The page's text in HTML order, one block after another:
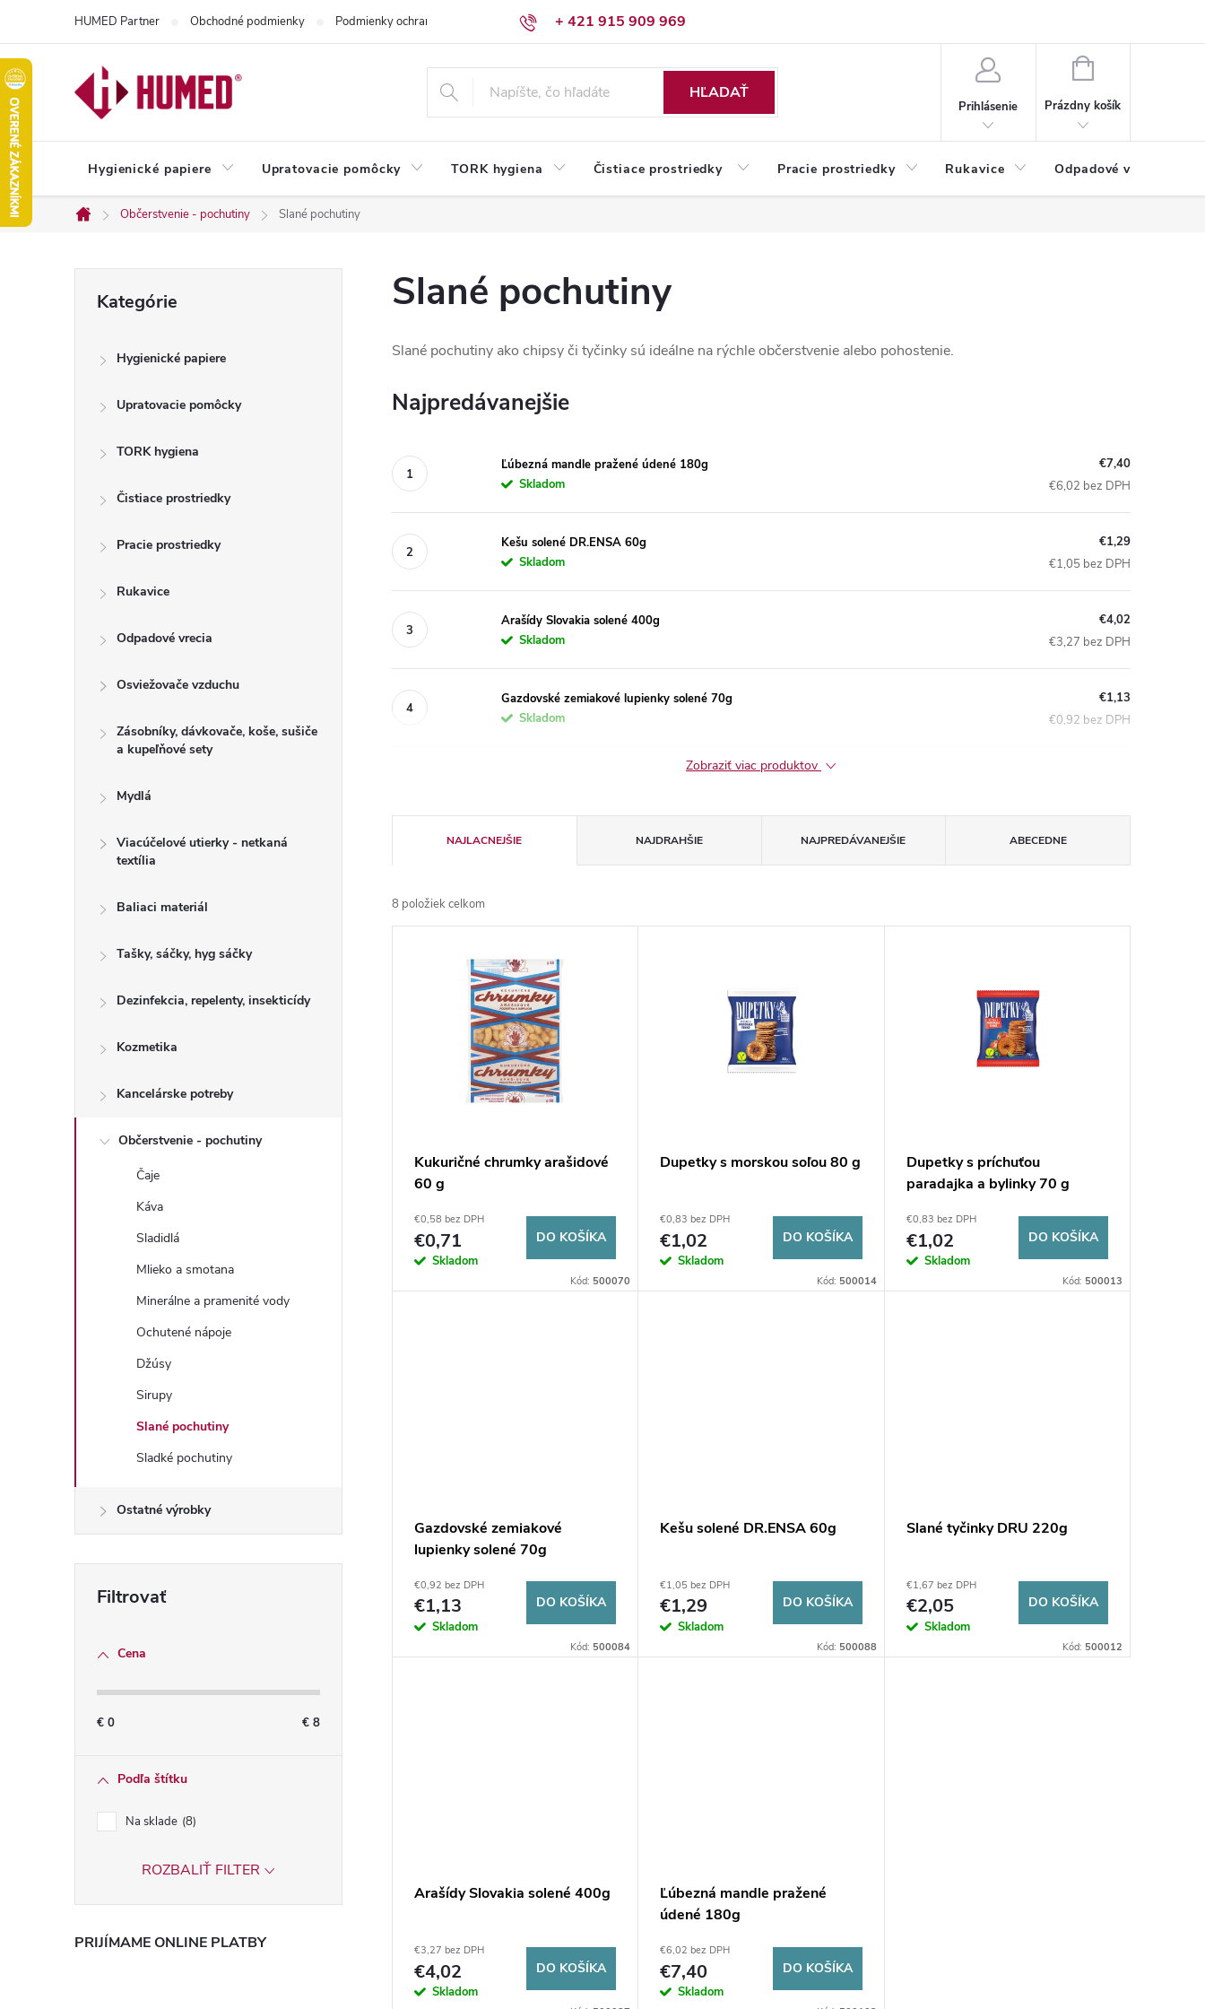
obsah
+ 421 915 909 969
HUMED Partner Obchodné podmienky Podmienky ochrany osobných údajov Reklamačný poriadok
HĽADAŤ
Prihlásenie
NÁKUPNÝ
Prázdny košík
Hygienické papiere Upratovacie pomôcky TORK hygiena Čistiace prostriedky Pracie prostriedky Rukavice Odpadové vrecia
Domov
Občerstvenie - pochutiny Slané pochutiny
kategórie
Kategórie
Hygienické papiere
Upratovacie pomôcky
TORK hygiena
Čistiace prostriedky
Pracie prostriedky
Rukavice
Odpadové vrecia
Osviežovače vzduchu
Zásobníky, dávkovače, koše, sušiče
a kupeľňové sety
Mydlá
Viacúčelové utierky - netkaná
textília
Baliaci materiál
Tašky, sáčky, hyg sáčky
Dezinfekcia, repelenty, insekticídy
Kozmetika
Kancelárske potreby
Občerstvenie - pochutiny
Čaje
Káva
Sladidlá
Mlieko a smotana
Minerálne a pramenité vody
Ochutené nápoje
Džúsy
Sirupy
Slané pochutiny
Sladké pochutiny
Ostatné výrobky
Cena
€ 0 € 8
Podľa štítku
Na sklade 8
ROZBALIŤ FILTER
PRIJÍMAME ONLINE PLATBY
Slané pochutiny
Slané pochutiny ako chipsy či tyčinky sú ideálne na rýchle občerstvenie alebo pohostenie.
Najpredávanejšie
Ľúbezná mandle pražené údené 180g
Skladom
€7,40
€6,02 bez DPH
Kešu solené DR.ENSA 60g
Skladom
€1,29
€1,05 bez DPH
Arašídy Slovakia solené 400g
Skladom
€4,02
€3,27 bez DPH
Gazdovské zemiakové lupienky solené 70g
Skladom
€1,13
€0,92 bez DPH
Zobraziť viac produktov
a
d
d
NAJLACNEJŠIE NAJDRAHŠIE NAJPREDÁVANEJŠIE ABECEDNE
8 položiek celkom
d
Kukuričné chrumky arašidové
60 g
€0,58 bez DPH
€0,71
Skladom
DO KOŠÍKA
Kód: 500070
Dupetky s morskou soľou 80 g
€0,83 bez DPH
€1,02
Skladom
DO KOŠÍKA
Kód: 500014
Dupetky s príchuťou
paradajka a bylinky 70 g
€0,83 bez DPH
€1,02
Skladom
DO KOŠÍKA
Kód: 500013
Gazdovské zemiakové
lupienky solené 70g
€0,92 bez DPH
€1,13
Skladom
DO KOŠÍKA
Kód: 500084
Kešu solené DR.ENSA 60g
€1,05 bez DPH
€1,29
Skladom
DO KOŠÍKA
Kód: 500088
Slané tyčinky DRU 220g
€1,67 bez DPH
€2,05
Skladom
DO KOŠÍKA
Kód: 500012
Arašídy Slovakia solené 400g
€3,27 bez DPH
€4,02
Skladom
DO KOŠÍKA
Ľúbezná mandle pražené
údené 180g
€6,02 bez DPH
€7,40
Skladom
DO KOŠÍKA